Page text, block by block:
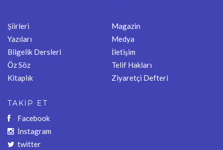
Şiirleri
Yazıları
Bilgelik Dersleri
Öz Söz
Kitaplık
Magazin
Medya
İletişim
Telif Hakları
Ziyaretçi Defteri
TAKİP ET
Facebook
İnstagram
twitter